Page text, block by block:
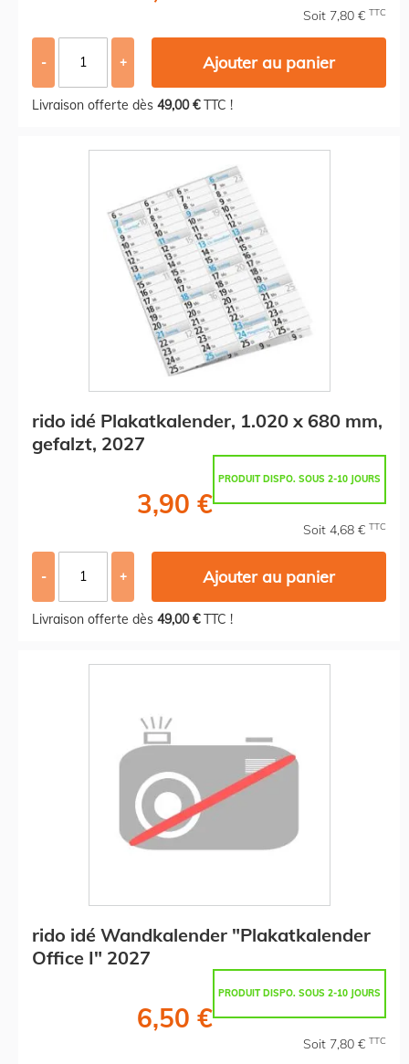
Soit 7,80 € TTC
- + Ajouter au panier
Livraison offerte dès 49,00 €TTC !
rido idé Plakatkalender, 1.020 x 680 mm,
gefalzt, 2027
PRODUIT DISPO. SOUS 2-10 JOURS
3,90 €
Soit 4,68 € TTC
- + Ajouter au panier
Livraison offerte dès 49,00 €TTC !
rido idé Wandkalender "Plakatkalender
Office I" 2027
PRODUIT DISPO. SOUS 2-10 JOURS
6,50 €
Soit 7,80 € TTC